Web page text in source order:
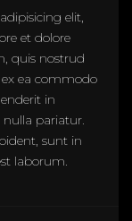
elit,
et dolore
quis nostrud
ea commodo
in
nulla pariatur.
sunt in
laborum.